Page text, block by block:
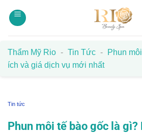
qua
Thẩm Mỹ Rio - Tin Tức -
Phun
ích và giá dịch vụ mới nhất
Tin tức
Phun môi tế bào gốc là